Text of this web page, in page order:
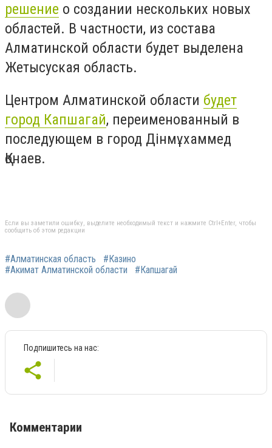
решение о создании нескольких новых
областей. В частности, из состава
Алматинской области будет выделена
Жетысуская область.
Центром Алматинской области будет
город Капшагай, переименованный в
последующем в город Дінмұхаммед
Қонаев.
Если вы заметили ошибку, выделите необходимый текст и нажмите Ctrl+Enter, чтобы
сообщить об этом редакции
#Алматинская область
#Казино
#Акимат Алматинской области
#Капшагай
Подпишитесь на нас:
Комментарии